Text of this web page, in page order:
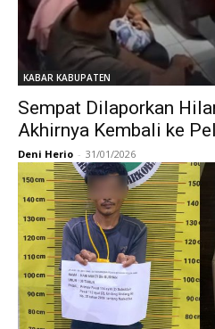
KABAR KABUPATEN
Sempat Dilaporkan
Akhirnya Kembali ke
Deni Herio - 31/01/2026